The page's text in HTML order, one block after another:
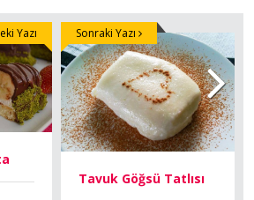
Yazı
Tavuk Göğsü Tatlısı
Sonraki Yazı